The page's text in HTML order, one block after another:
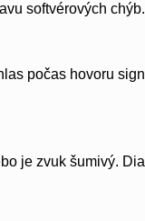
softvérových chýb.
počas hovoru
je zvuk šumivý.